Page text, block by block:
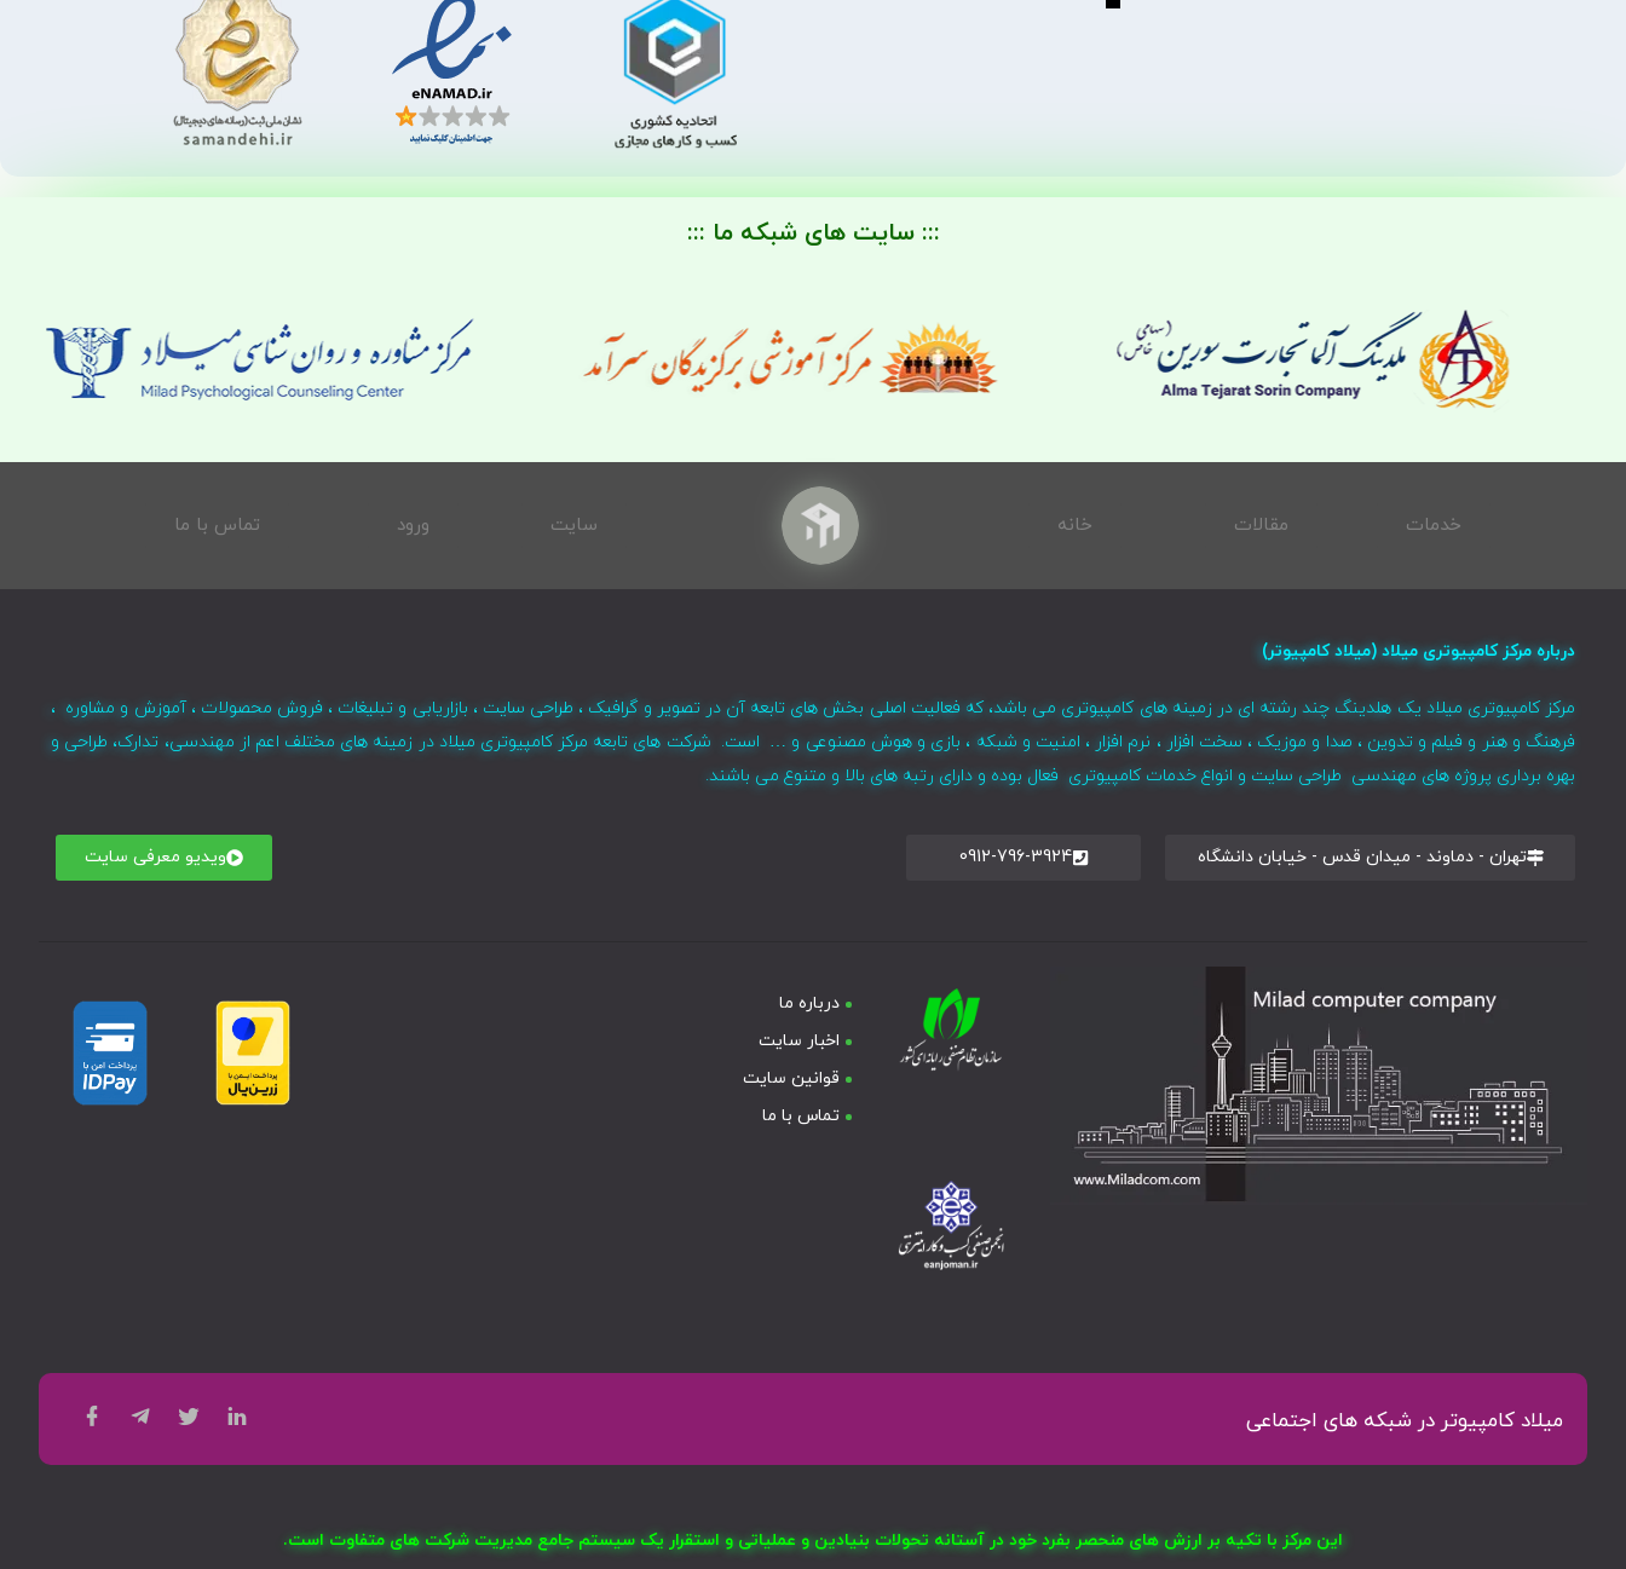
::: سایت های شبکه ما :::
خدمات مقالات خانه سایت ورود تماس با ما
درباره مرکز کامپیوتری میلاد (میلاد کامپیوتر)
مرکز کامپیوتری میلاد یک هلدینگ چند رشته ای در زمینه های کامپیوتری می باشد، که فعالیت اصلی بخش های تابعه آن در تصویر و گرافیک ، طراحی سایت ، بازاریابی و تبلیغات ، فروش محصولات ، آموزش و مشاوره ،
فرهنگ و هنر و فیلم و تدوین ، صدا و موزیک ، سخت افزار ، نرم افزار ، امنیت و شبکه ، بازی و هوش مصنوعی و … است. شرکت های تابعه مرکز کامپیوتری میلاد در زمینه های مختلف اعم از مهندسی، تدارک، طراحی و
بهره برداری پروژه های مهندسی طراحی سایت و انواع خدمات کامپیوتری فعال بوده و دارای رتبه های بالا و متنوع می باشند.
تهران - دماوند - میدان قدس - خیابان دانشگاه 0912-796-3924 ویدیو معرفی سایت
درباره ما
اخبار سایت
قوانین سایت
تماس با ما
میلاد کامپیوتر در شبکه های اجتماعی
این مرکز با تکیه بر ارزش های منحصر بفرد خود در آستانه تحولات بنیادین و عملیاتی و استقرار یک سیستم جامع مدیریت شرکت های متفاوت است.